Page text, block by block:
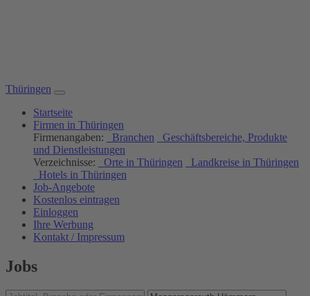
Thüringen
Startseite
Firmen in Thüringen
Firmenangaben:
Branchen
Geschäftsbereiche, Produkte
und Dienstleistungen
Verzeichnisse:
Orte in Thüringen
Landkreise in Thüringen
Hotels in Thüringen
Job-Angebote
Kostenlos eintragen
Einloggen
Ihre Werbung
Kontakt / Impressum
Jobs